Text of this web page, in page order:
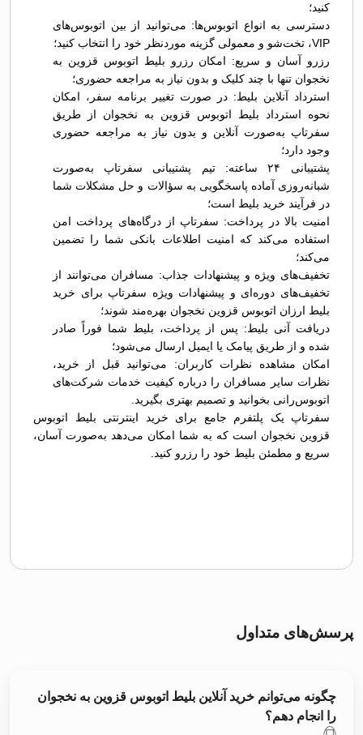
کنید؛
دسترسی به انواع اتوبوس‌ها: می‌توانید از بین اتوبوس‌های
VIP، تخت‌شو و معمولی گزینه موردنظر خود را انتخاب کنید؛
رزرو آسان و سریع: امکان رزرو بلیط اتوبوس قزوين به
نخجوان تنها با چند کلیک و بدون نیاز به مراجعه حضوری؛
استرداد آنلاین بلیط: در صورت تغییر برنامه سفر، امکان
نحوه استرداد بلیط اتوبوس قزوين به نخجوان از طریق
سفرتاپ به‌صورت آنلاین و بدون نیاز به مراجعه حضوری
وجود دارد؛
پشتیبانی ۲۴ ساعته: تیم پشتیبانی سفرتاپ به‌صورت
شبانه‌روزی آماده پاسخگویی به سؤالات و حل مشکلات شما
در فرآیند خرید بلیط است؛
امنیت بالا در پرداخت: سفرتاپ از درگاه‌های پرداخت امن
استفاده می‌کند که امنیت اطلاعات بانکی شما را تضمین
می‌کند؛
تخفیف‌های ویژه و پیشنهادات جذاب: مسافران می‌توانند از
تخفیف‌های دوره‌ای و پیشنهادات ویژه سفرتاپ برای خرید
بلیط ارزان اتوبوس قزوين نخجوان بهره‌مند شوند؛
دریافت آنی بلیط: پس از پرداخت، بلیط شما فوراً صادر
شده و از طریق پیامک یا ایمیل ارسال می‌شود؛
امکان مشاهده نظرات کاربران: می‌توانید قبل از خرید،
نظرات سایر مسافران را درباره کیفیت خدمات شرکت‌های
اتوبوس‌رانی بخوانید و تصمیم بهتری بگیرید.
سفرتاپ یک پلتفرم جامع برای خرید اینترنتی بلیط اتوبوس
قزوين نخجوان است که به شما امکان می‌دهد به‌صورت آسان،
سریع و مطمئن بلیط خود را رزرو کنید.
پرسش‌های متداول
چگونه می‌توانم خرید آنلاین بلیط اتوبوس قزوين به نخجوان
را انجام دهم؟